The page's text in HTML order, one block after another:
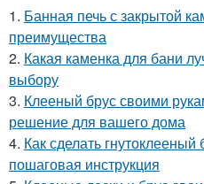
1. Банная печь с закрытой
преимущества
2. Какая каменка для бани
выбору
3. Клееный брус своими
решение для вашего дома
4. Как сделать
пошаговая инструкция